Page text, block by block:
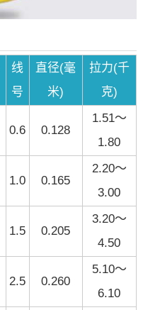
线
号
直径(毫
米)
拉力(千
克)
0.6 0.128
1.51～
1.80
1.0 0.165
2.20～
3.00
1.5 0.205
3.20～
4.50
2.5 0.260
5.10～
6.10